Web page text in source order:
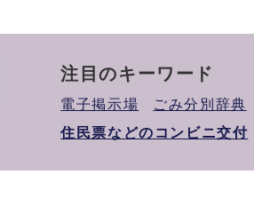
注目のキーワード
電子掲示場
ごみ分別辞典
住民票などのコンビニ交付